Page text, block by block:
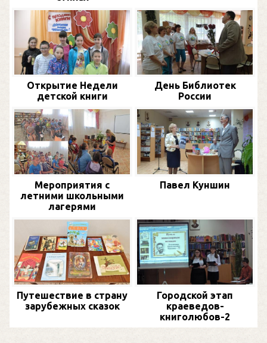
Открытие Недели
детской книги
День Библиотек
России
Мероприятия с
летними школьными
лагерями
Павел Куншин
Путешествие в страну
зарубежных сказок
Городской этап
краеведов-
книголюбов-2